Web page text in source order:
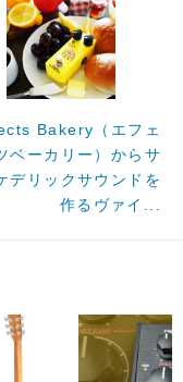
Bakery（エフェ
ベーカリー）からサ
デリックサウンドを
作るヴァイ...